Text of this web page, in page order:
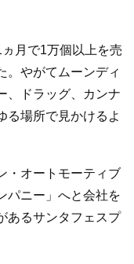
月で1万個以上を売
。やがてムーンディ
、ドラッグ、カンナ
る場所で見かけるよ
・オートモーティブ
パニー」へと会社を
あるサンタフェスプ